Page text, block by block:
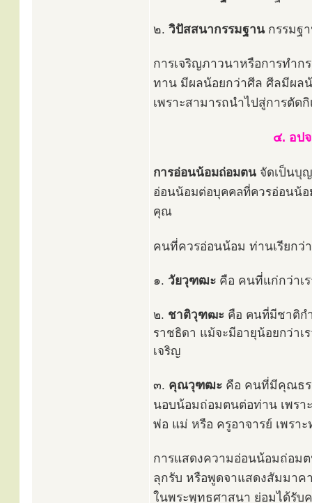
๒. วิปัสสนากรรมฐานกรรมฐา
การเจริญภาวนาหรือการทำ
ทาน มีผลน้อยกว่าศีล ศีลมีผ
เพราะสามารถนำไปสู่การตัด
๔. อป
การอ่อนน้อมถ่อมตน จัดเป็นบุ
อ่อนน้อมต่อบุคคลที่ควรอ่อนน้อ
คุณ
คนที่ควรอ่อนน้อม ท่านเรียกว่
๑. วัยวุฑฒะ คือ คนที่แก่กว่าเ
๒. ชาติวุฑฒะ คือ คนที่มีชาติก
ราชธิดา แม้จะมีอายุน้อยกว่าเ
เจริญ
๓. คุณวุฑฒะ คือ คนที่มีคุณธร
นอบน้อมถ่อมตนต่อท่าน เพร
พ่อ แม่ หรือ ครูอาจารย์ เพรา
การแสดงความอ่อนน้อมถ่อม
ลุกรับ หรือพูดจาแสดงสัมมาค
ในพระพุทธศาสนา ย่อมได้รับ